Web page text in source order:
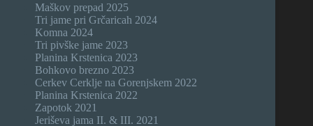
Maškov prepad 2025
Tri jame pri Grčaricah 2024
Komna 2024
Tri pivške jame 2023
Planina Krstenica 2023
Bohkovo brezno 2023
Cerkev Cerklje na Gorenjskem 2022
Planina Krstenica 2022
Zapotok 2021
Jeriševa jama II. & III. 2021